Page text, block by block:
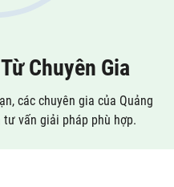
Chuyên Gia
các chuyên gia của Quảng
tư vấn giải pháp phù hợp.